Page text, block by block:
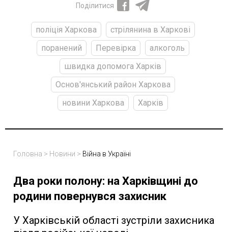
Поділитися
поліція Харкова
стрілянина в Харкові
поранений
Перевірка
алкоголь
швидка допомога Харків
Основ'янський район Харкова
новини Харкова
Харків
Головна > Новини > Війна в Україні
Два роки полону: на Харківщині до
родини повернувся захисник
У Харківській області зустріли захисника